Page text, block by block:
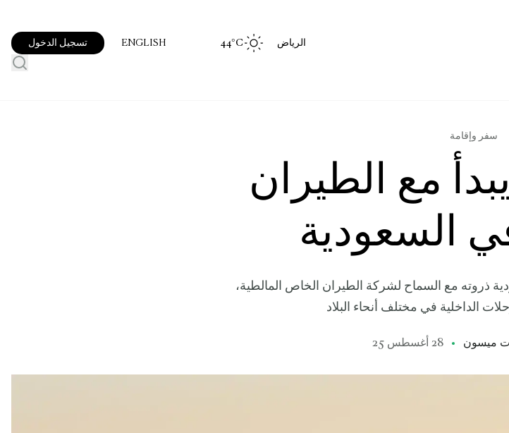
الرياض 44 °C
ENGLISH تسجيل الدخول
سفر وإقامة
مع الطيران
السعودية
ذروته مع السماح لشركة الطيران الخاص المالطية،
الداخلية في مختلف أنحاء البلاد
ميسون 28 أغسطس 25